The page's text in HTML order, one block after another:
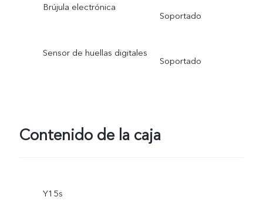
Brújula electrónica
Soportado
Sensor de huellas digitales
Soportado
Contenido de la caja
Y15s